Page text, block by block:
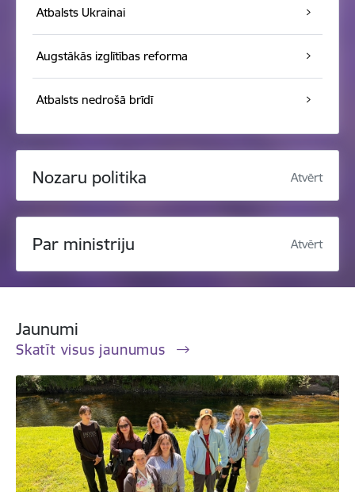
Atbalsts Ukrainai
Augstākās izglītības reforma
Atbalsts nedrošā brīdī
Nozaru politika Atvērt
Par ministriju Atvērt
Jaunumi
Skatīt visus jaunumus